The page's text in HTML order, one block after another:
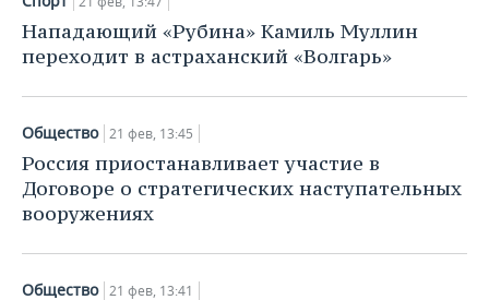
Нападающий «Рубина» Камиль Муллин
переходит в астраханский «Волгарь»
Общество 21 фев, 13:45
Россия приостанавливает участие в
Договоре о стратегических наступательных
вооружениях
Общество 21 фев, 13:41